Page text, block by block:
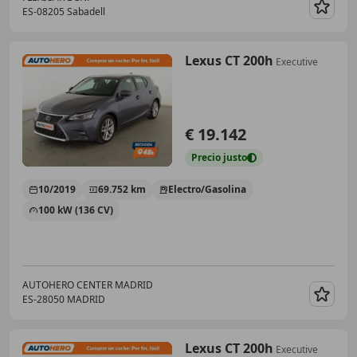
ES-08205 Sabadell
Lexus CT 200h Executive
€ 19.142
Precio justo
10/2019 69.752 km
Electro/Gasolina
100 kW (136 CV)
AUTOHERO CENTER MADRID
ES-28050 MADRID
Lexus CT 200h Executive